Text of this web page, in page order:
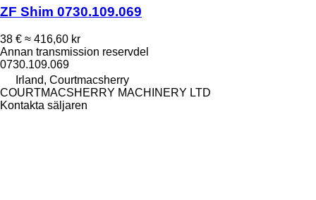
ZF Shim 0730.109.069
38 € ≈ 416,60 kr
Annan transmission reservdel
0730.109.069
Irland, Courtmacsherry
COURTMACSHERRY MACHINERY LTD
Kontakta säljaren